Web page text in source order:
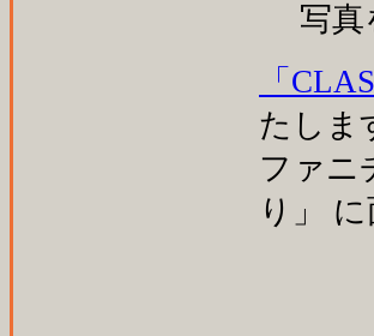
写
「
たしま
ファニ
り」